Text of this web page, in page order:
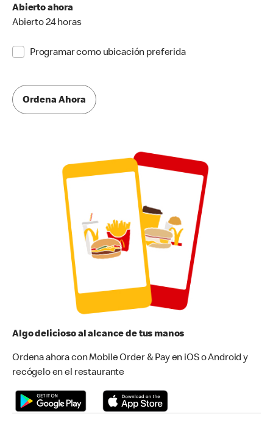
Abierto ahora
Abierto 24 horas
Programar como ubicación preferida
Ordena Ahora
Algo delicioso al alcance de tus manos
Ordena ahora con Mobile Order & Pay en iOS o Android y
recógelo en el restaurante